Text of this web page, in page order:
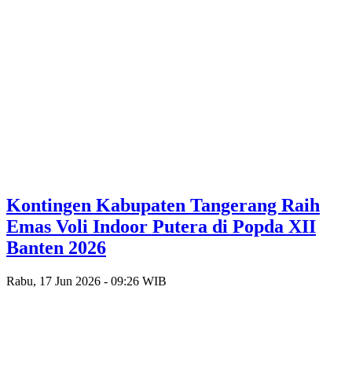
Kontingen Kabupaten Tangerang Raih
Emas Voli Indoor Putera di Popda XII
Banten 2026
Rabu, 17 Jun 2026 - 09:26 WIB